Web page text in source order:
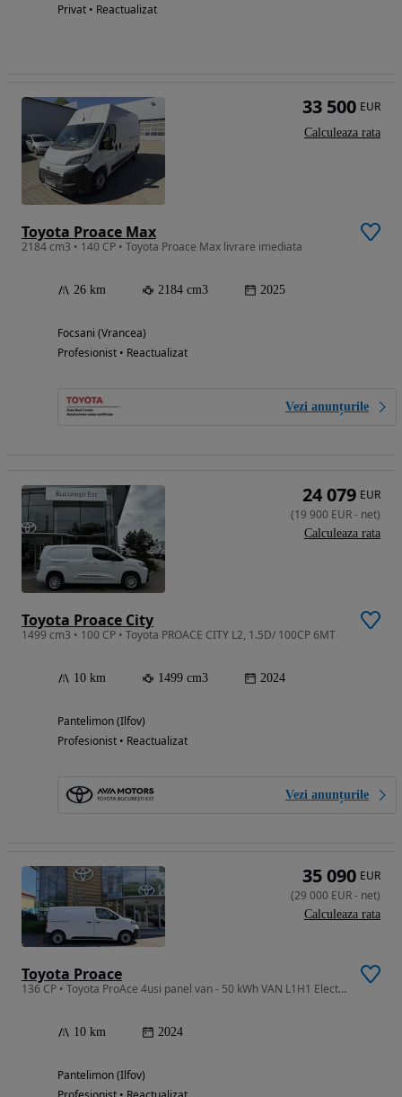
Privat • Reactualizat
Toyota Proace Max
2184 cm3 • 140 CP • Toyota Proace Max livrare imediata
26 km 2184 cm3 2025
Focsani (Vrancea)
Profesionist • Reactualizat
Vezi anunțurile
33 500 EUR
Calculeaza rata
Toyota Proace City
1499 cm3 • 100 CP • Toyota PROACE CITY L2, 1.5D/ 100CP 6MT
10 km 1499 cm3 2024
Pantelimon (Ilfov)
Profesionist • Reactualizat
Vezi anunțurile
24 079 EUR
(19 900 EUR- net)
Calculeaza rata
Toyota Proace
136 CP • Toyota ProAce 4usi panel van - 50 kWh VAN L1H1 Electric 136 CP CARGO
10 km 2024
Pantelimon (Ilfov)
35 090 EUR
(29 000 EUR- net)
Calculeaza rata